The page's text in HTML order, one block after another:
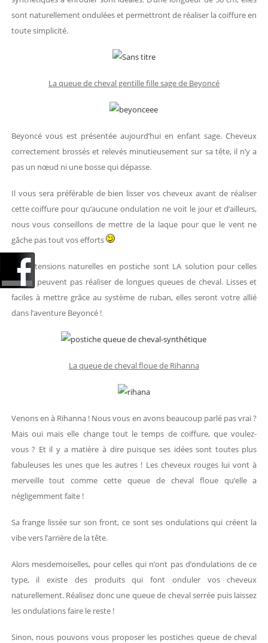
sont naturellement ondulées et permettront de réaliser la coiffure en
toute simplicité.
La queue de cheval gentille fille sage de Beyoncé
Beyoncé vous est présentée aujourd’hui en enfant sage. Cheveux
correctement brossés et relevés minutieusement sur sa tête, il n’y a
pas un nœud ni une bosse qui dépasse.
Il vous sera préférable de bien lisser vos cheveux avant de réaliser
cette coiffure pour qu’aucune ondulation ne voit le jour et d’ailleurs,
nous vous conseillons de mettre de la laque pour que le vent ne
gâche pas tout vos efforts
Les extensions naturelles en postiche sont LA solution pour celles
qui ne peuvent pas réaliser de longues queues de cheval. Lisses et
faciles à mettre grâce au système de ruban, elles seront votre allié
dans l’aventure Beyoncé !
La queue de cheval floue de Rihanna
Venons en à Rihanna ! Nous vous en avons beaucoup parlé pas vrai ?
Mais oui mais elle change tout le temps de coiffure, que voulez-
vous ? Et il y a matière à dire puisque ses idées sont toutes plus
fabuleuses les unes que les autres ! Les cheveux rouges lui vont à
merveille tout comme cette queue de cheval floue qu’elle a
négligemment faite !
Sa frange lissée sur son front, ce sont ses ondulations qui créent la
vibe vers l’arrière de la tête.
Alors mesdemoiselles, pour celles qui n’ont pas d’ondulations de ce
type, il existe des produits qui font onduler vos cheveux
naturellement. Réalisez donc une queue de cheval serrée puis laissez
les ondulations faire le reste !
Sinon, nous pouvons vous proposer les postiches queue de cheval